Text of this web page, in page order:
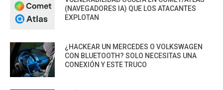
(NAVEGADORES IA) QUE LOS ATACANTES
EXPLOTAN
¿HACKEAR UN MERCEDES O VOLKSWAGEN
CON BLUETOOTH? SOLO NECESITAS UNA
CONEXIÓN Y ESTE TRUCO